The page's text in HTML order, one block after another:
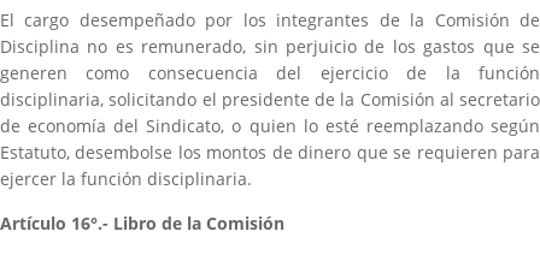
El cargo desempeñado por los integrantes de la Comisión de
Disciplina no es remunerado, sin perjuicio de los gastos que se
generen como consecuencia del ejercicio de la función
disciplinaria, solicitando el presidente de la Comisión al secretario
de economía del Sindicato, o quien lo esté reemplazando según
Estatuto, desembolse los montos de dinero que se requieren para
ejercer la función disciplinaria.
Artículo 16°.- Libro de la Comisión